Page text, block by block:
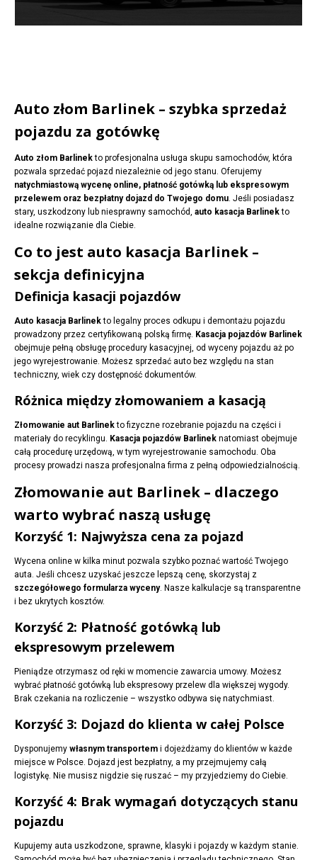
Auto złom Barlinek – szybka sprzedaż
pojazdu za gotówkę
Auto złom Barlinekto profesjonalna usługa skupu samochodów, która
pozwala sprzedać pojazd niezależnie od jego stanu. Oferujemy
natychmiastową wycenę online, płatność gotówką lub ekspresowym
przelewem oraz bezpłatny dojazd do Twojego domu. Jeśli posiadasz
stary, uszkodzony lub niesprawny samochód, auto kasacja Barlinekto
idealne rozwiązanie dla Ciebie.
Co to jest auto kasacja Barlinek –
sekcja definicyjna
Definicja kasacji pojazdów
Auto kasacja Barlinekto legalny proces odkupu i demontażu pojazdu
prowadzony przez certyfikowaną polską firmę. Kasacja pojazdów Barlinek
obejmuje pełną obsługę procedury kasacyjnej, od wyceny pojazdu aż po
jego wyrejestrowanie. Możesz sprzedać auto bez względu na stan
techniczny, wiek czy dostępność dokumentów.
Różnica między złomowaniem a kasacją
Złomowanie aut Barlinekto fizyczne rozebranie pojazdu na części i
materiały do recyklingu. Kasacja pojazdów Barlinek natomiast obejmuje
całą procedurę urzędową, w tym wyrejestrowanie samochodu. Oba
procesy prowadzi nasza profesjonalna firma z pełną odpowiedzialnością.
Złomowanie aut Barlinek – dlaczego
warto wybrać naszą usługę
Korzyść 1: Najwyższa cena za pojazd
Wycena online w kilka minut pozwala szybko poznać wartość Twojego
auta. Jeśli chcesz uzyskać jeszcze lepszą cenę, skorzystaj z
szczegółowego formularza wyceny. Nasze kalkulacje są transparentne
i bez ukrytych kosztów.
Korzyść 2: Płatność gotówką lub
ekspresowym przelewem
Pieniądze otrzymasz od ręki w momencie zawarcia umowy. Możesz
wybrać płatność gotówką lub ekspresowy przelew dla większej wygody.
Brak czekania na rozliczenie – wszystko odbywa się natychmiast.
Korzyść 3: Dojazd do klienta w całej Polsce
Dysponujemy własnym transportem i dojeżdżamy do klientów w każde
miejsce w Polsce. Dojazd jest bezpłatny, a my przejmujemy całą
logistykę. Nie musisz nigdzie się ruszać – my przyjedziemy do Ciebie.
Korzyść 4: Brak wymagań dotyczących stanu
pojazdu
Kupujemy auta uszkodzone, sprawne, klasyki i pojazdy w każdym stanie.